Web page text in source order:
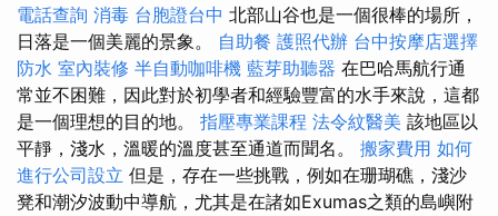
電話查詢 消毒 台胞證台中 北部山谷也是一個很棒的場所，
日落是一個美麗的景象。 自助餐 護照代辦 台中按摩店選擇
防水 室內裝修 半自動咖啡機 藍芽助聽器 在巴哈馬航行通
常並不困難，因此對於初學者和經驗豐富的水手來說，這都
是一個理想的目的地。 指壓專業課程 法令紋醫美 該地區以
平靜，淺水，溫暖的溫度甚至通道而聞名。 搬家費用 如何
進行公司設立 但是，存在一些挑戰，例如在珊瑚礁，淺沙
凳和潮汐波動中導航，尤其是在諸如Exumas之類的島嶼附